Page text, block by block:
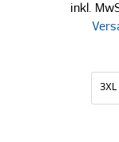
inkl.